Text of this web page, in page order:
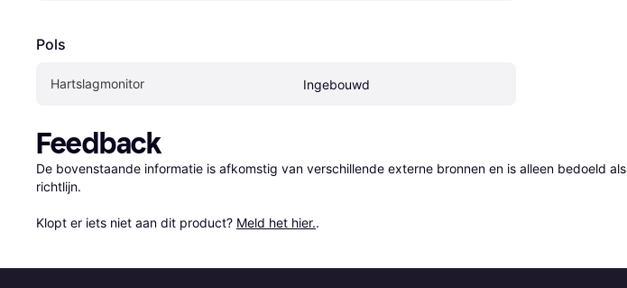
Pols
Hartslagmonitor Ingebouwd
Feedback
De bovenstaande informatie is afkomstig van verschillende externe bronnen en is alleen bedoeld als
richtlijn.
Klopt er iets niet aan dit product? Meld het hier..